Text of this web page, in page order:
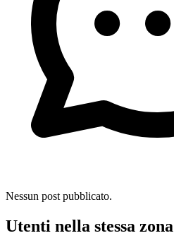
Nessun post pubblicato.
Utenti nella stessa zona